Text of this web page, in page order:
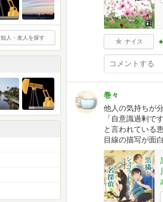
ナイス
巻々
他人の気持ちが
「自意識過剰で
と言われている
目線の描写が面
知人・友人を探す